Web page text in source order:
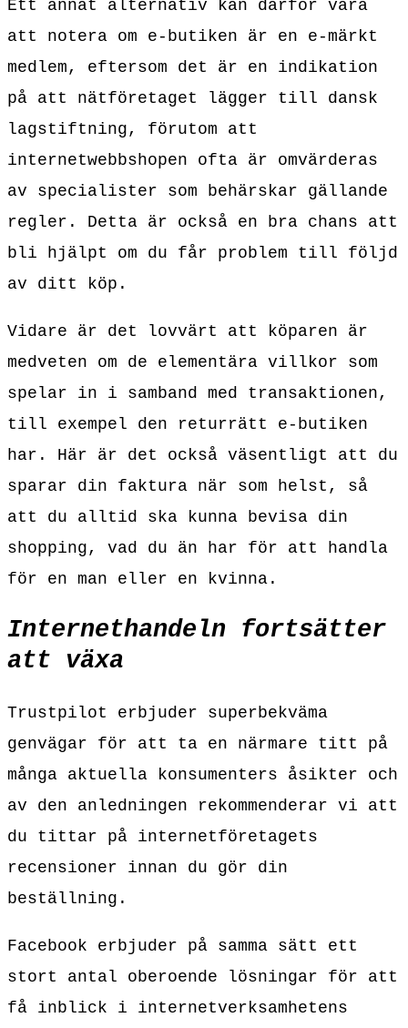
Ett annat alternativ kan därför vara
att notera om e-butiken är en e-märkt
medlem, eftersom det är en indikation
på att nätföretaget lägger till dansk
lagstiftning, förutom att
internetwebbshopen ofta är omvärderas
av specialister som behärskar gällande
regler. Detta är också en bra chans att
bli hjälpt om du får problem till följd
av ditt köp.
Vidare är det lovvärt att köparen är
medveten om de elementära villkor som
spelar in i samband med transaktionen,
till exempel den returrätt e-butiken
har. Här är det också väsentligt att du
sparar din faktura när som helst, så
att du alltid ska kunna bevisa din
shopping, vad du än har för att handla
för en man eller en kvinna.
Internethandeln fortsätter
att växa
Trustpilot erbjuder superbekväma
genvägar för att ta en närmare titt på
många aktuella konsumenters åsikter och
av den anledningen rekommenderar vi att
du tittar på internetföretagets
recensioner innan du gör din
beställning.
Facebook erbjuder på samma sätt ett
stort antal oberoende lösningar för att
få inblick i internetverksamhetens